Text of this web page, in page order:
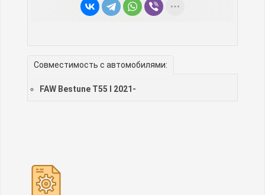
Совместимость с автомобилями:
FAW Bestune T55 I 2021-